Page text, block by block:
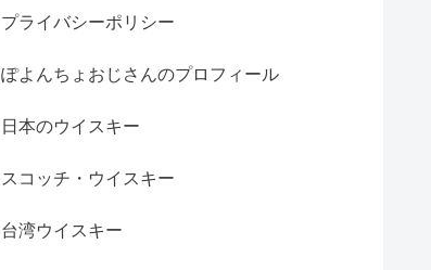
プライバシーポリシー
ぽよんちょおじさんのプロフィール
日本のウイスキー
スコッチ・ウイスキー
台湾ウイスキー